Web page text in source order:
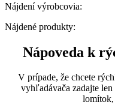
Nájdení výrobcovia:
Nájdené produkty:
Nápoveda k
V prípade, že chcete
vyhľadávača zadajte
lomítok,